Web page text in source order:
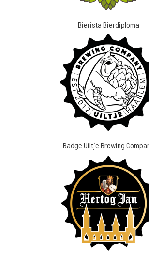
Bierista Bierdiploma
Badge Uiltje Brewing